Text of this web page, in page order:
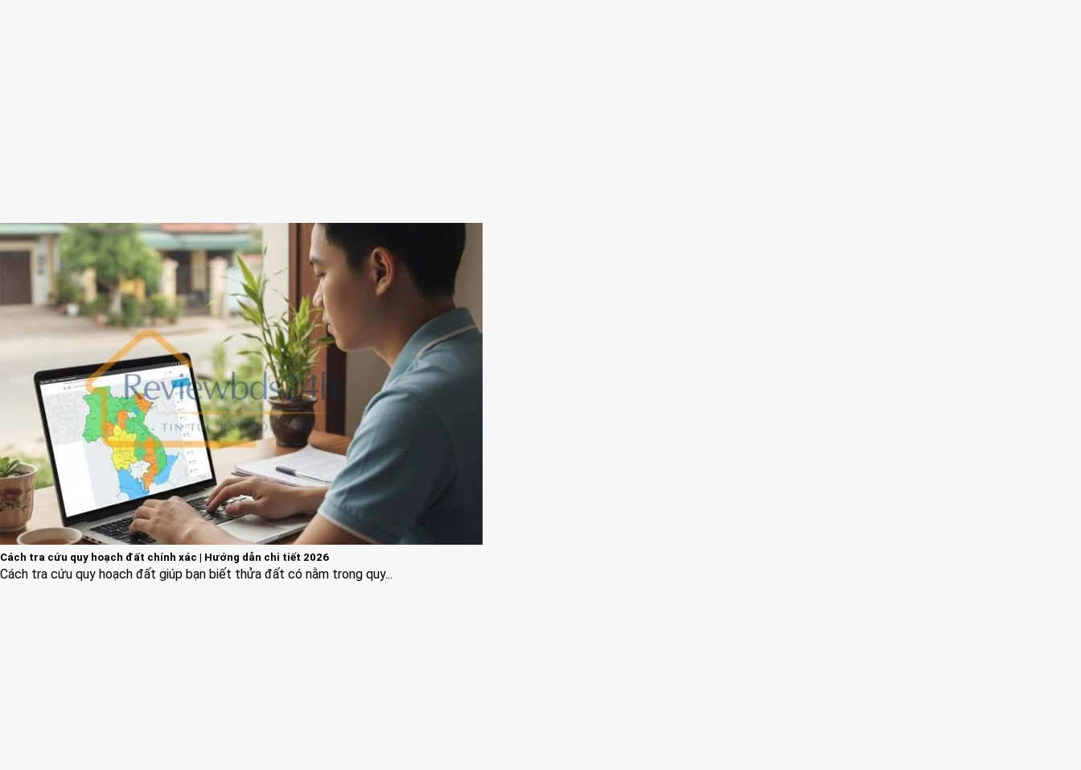
Cách tra cứu quy hoạch đất chính xác | Hướng dẫn chi tiết 2026
Cách tra cứu quy hoạch đất giúp bạn biết thửa đất có nằm trong quy...